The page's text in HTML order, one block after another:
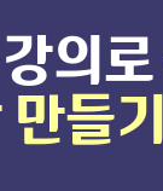
의로
들기